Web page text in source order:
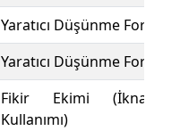
Yaratıcı Düşünme
Yaratıcı Düşünme
Fikir Ekimi (İknada
Kullanımı)